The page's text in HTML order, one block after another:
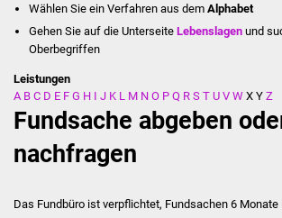
Wählen Sie ein Verfahren aus dem Alphabet
Gehen Sie auf die UnterseiteLebenslagen und
Oberbegriffen
Leistungen
A B C D E F G H I J K L M N O P Q R S T U V W X Y Z
Fundsache abgeben
nachfragen
Das Fundbüro ist verpflichtet, Fundsachen 6